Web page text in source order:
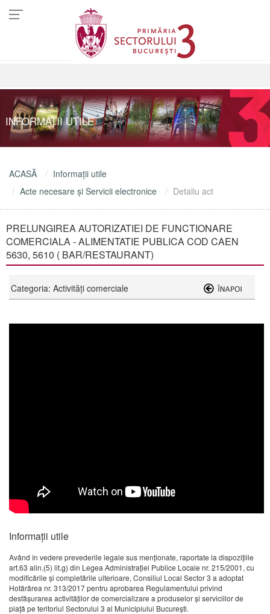
INFORMAŢII UTILE
ACASĂ
Informaţii utile
Acte necesare şi Servicii electronice
Detaliu act
PRELUNGIREA AUTORIZATIEI DE FUNCTIONARE
COMERCIALA - ALIMENTATIE PUBLICA COD CAEN
5630, 5610 ( BAR/RESTAURANT)
Categoria: Activităţi comerciale
Informații utile
Având în vedere prevederile legale sus menţionate, raportate la dispoziţiile
art.63 alin.(5) lit.g) din Legea Administraţiei Publice Locale nr. 215/2001, cu
modificările și completările ulterioare, Consiliul Local Sector 3 a adoptat
Hotărârea nr. 313/2017 pentru aprobarea Regulamentului privind
desfăşurarea activităţilor de comercializare a produselor şi serviciilor de
piaţă pe teritoriul Sectorului 3 al Municipiului Bucureşti.